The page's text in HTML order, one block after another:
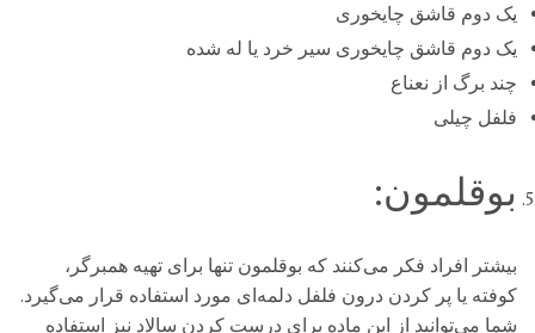
یک دوم قاشق چایخوری
یک دوم قاشق چایخوری سیر خرد یا له شده
چند برگ از نعناع
فلفل چیلی
بوقلمون:
بیشتر افراد فکر می‌کنند که بوقلمون تنها برای تهیه همبرگر،
کوفته یا پر کردن درون فلفل دلمه‌ای مورد استفاده قرار می‌گیرد.
شما می‌توانید از این ماده برای درست کردن سالاد نیز استفاده